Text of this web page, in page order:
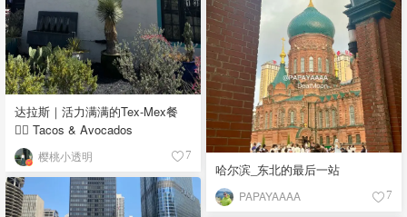
达拉斯｜活力满满的Tex-Mex餐
👉🏼 Tacos & Avocados
樱桃小透明 7
哈尔滨_东北的最后一站
PAPAYAAAA 7